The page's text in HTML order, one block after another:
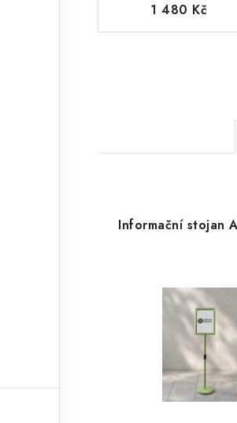
1 480 Kč
a
Informační stojan